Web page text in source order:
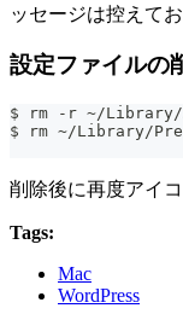
ッセージは控えて
設定ファイルの
$ rm -r ~/Library/
$ rm ~/Library/
削除後に再度アイ
Tags:
Mac
WordPress